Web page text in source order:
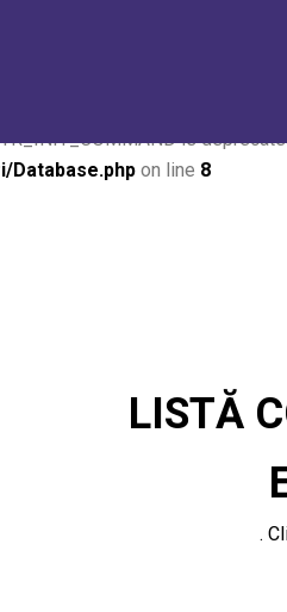
is
is
Database.php on line 8
LISTĂ
.